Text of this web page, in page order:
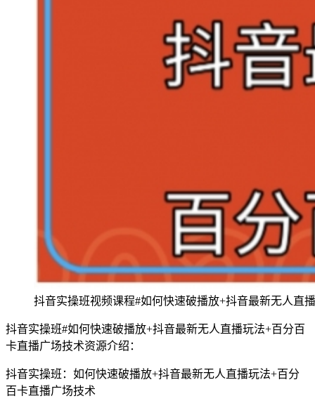
抖音实操班视频课程#如何快速破播放+抖音最新无人直
抖音实操班#如何快速破播放+抖音最新无人直播玩法+百分百
卡直播广场技术资源介绍：
抖音实操班：如何快速破播放+抖音最新无人直播玩法+百分
百卡直播广场技术